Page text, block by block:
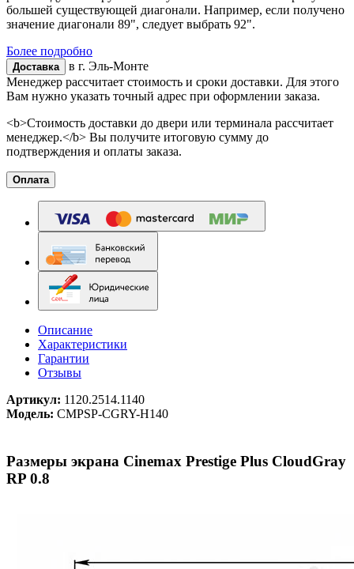
большей существующей диагонали. Например, если получено
значение диагонали 89", следует выбрать 92".
Более подробно
Доставка в г. Эль-Монте
Менеджер рассчитает стоимость и сроки доставки. Для этого
Вам нужно указать точный адрес при оформлении заказа.
<b>Стоимость доставки до двери или терминала рассчитает
менеджер.</b> Вы получите итоговую сумму до
подтверждения и оплаты заказа.
Оплата
Описание
Характеристики
Гарантии
Отзывы
Артикул: 1120.2514.1140
Модель: CMPSP-CGRY-H140
Размеры экрана Cinemax Prestige Plus CloudGray
RP 0.8